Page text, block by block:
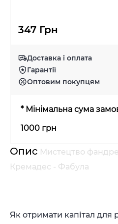
347 Грн
Доставка і оплата
Гарантії
Оптовим покупцям
* Мінімальна сума
1000 грн
Опис Мистецтво
Кремадес - Фабула
Як отримати капітал для